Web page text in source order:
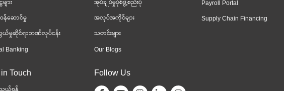
ျား
န်ဆောင်မှု
မှုဆိုင်ရာဘဏ်လုပ်ငန်း
Banking
အုပ်ချုပ်မှုပုံစံဖွဲ့စည်းပုံ
အလုပ်အကိုင်များ
သတင်းများ
Our Blogs
Payroll Portal
Supply Chain Financing
Touch Follow Us